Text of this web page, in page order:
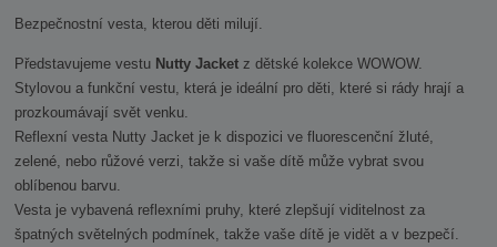
Bezpečnostní vesta, kterou děti milují.
Představujeme vestu Nutty Jacket z dětské kolekce WOWOW.
Stylovou a funkční vestu, která je ideální pro děti, které si rády hrají a
prozkoumávají svět venku.
Reflexní vesta Nutty Jacket je k dispozici ve fluorescenční žluté,
zelené, nebo růžové verzi, takže si vaše dítě může vybrat svou
oblíbenou barvu.
Vesta je vybavená reflexními pruhy, které zlepšují viditelnost za
špatných světelných podmínek, takže vaše dítě je vidět a v bezpečí.